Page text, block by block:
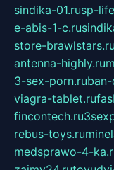
sindika-01.rusp-
e-abis-1-c.ru
store-brawlstars.ru
antenna-highly.ru
3-sex-porn.ru
viagra-tablet.ru
fincontech.ru
rebus-toys.ru
medsprawo-4-